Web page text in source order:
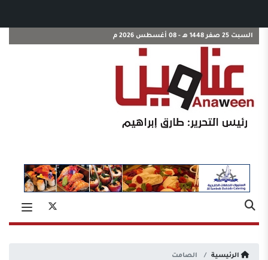
السبت 25 صفر 1448 هـ - 08 أغسطس 2026 م
الرئيسية الصامت